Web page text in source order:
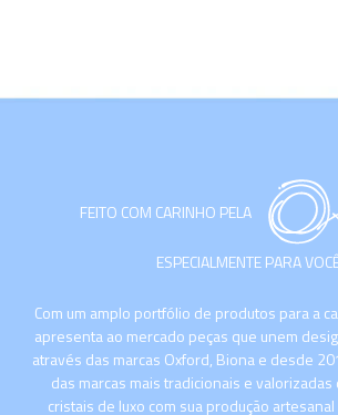
FEITO COM CARINHO PELA
ESPECIALMENTE PARA
Com um amplo portfólio de produtos para a
apresenta ao mercado peças que unem
através das marcas Oxford, Biona e desde
das marcas mais tradicionais e
cristais de luxo com sua produção